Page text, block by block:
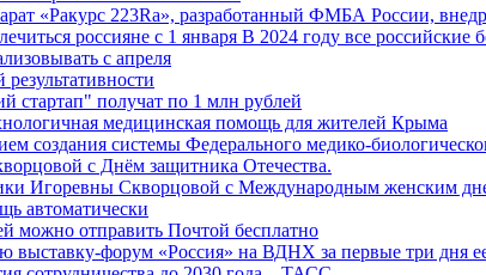
«Ракурс 223Ra», разработанный ФМБА России,
россияне с 1 января В 2024 году все российские
с апреля
стартап" получат по 1 млн рублей
медицинская помощь для жителей Крыма
системы Федерального медико-
с Днём защитника Отечества.
Игоревны Скворцовой с Международным женским
автоматически
можно отправить Почтой бесплатно
выставку-форум «Россия» на ВДНХ за первые три дня